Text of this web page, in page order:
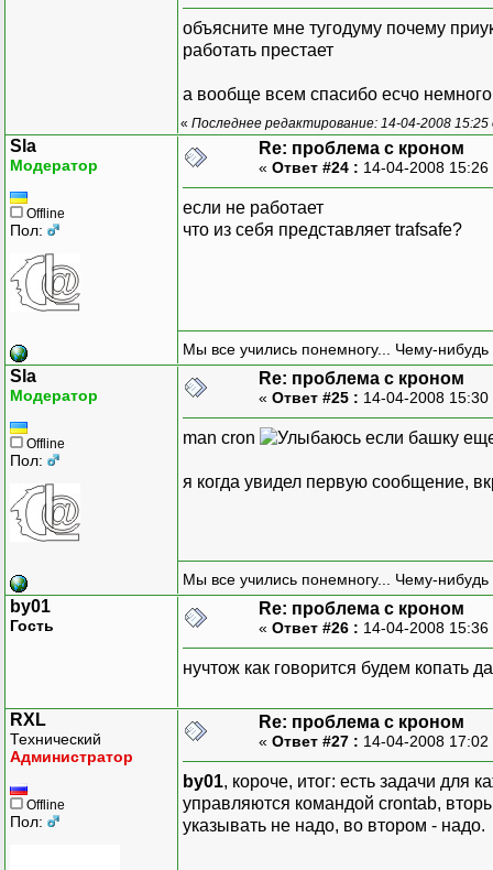
объясните мне тугодуму почему
работать престает
а вообще всем спасибо есчо
« Последнее редактирование: 14-04-2008
Sla
Модератор
Offline
Пол:
Re: проблема с кроном
« Ответ #24 : 14-04-2008
если не работает
что из себя представляет trafsafe?
Мы все учились понемногу... Чему-нибудь
Sla
Модератор
Offline
Пол:
Re: проблема с кроном
« Ответ #25 : 14-04-2008
man cron если башку
я когда увидел первую сообщение,
Мы все учились понемногу... Чему-нибудь
by01
Гость
Re: проблема с кроном
« Ответ #26 : 14-04-2008
нучтож как говорится будем копать
RXL
Технический
Администратор
Offline
Пол:
Re: проблема с кроном
« Ответ #27 : 14-04-2008
by01, короче, итог: есть задачи для
управляются командой crontab,
указывать не надо, во втором - надо.